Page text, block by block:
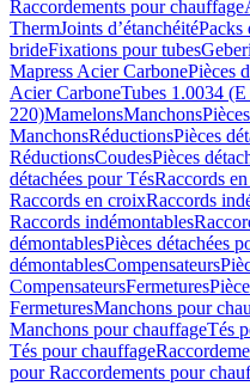
Raccordements pour chauffage
ThermJoints d’étanchéitéPacks
brideFixations pour tubes
Mapress Acier CarbonePièces
Acier CarboneTubes 1.0034
220)MamelonsManchons
ManchonsRéductionsPièces
RéductionsCoudesPièces
détachées pour TésRaccords
Raccords en croixRaccords
Raccords indémontables
démontablesPièces détachées
démontablesCompensateurs
CompensateursFermetures
FermeturesManchons pour
Manchons pour chauffageTés
Tés pour chauffage
pour Raccordements pour